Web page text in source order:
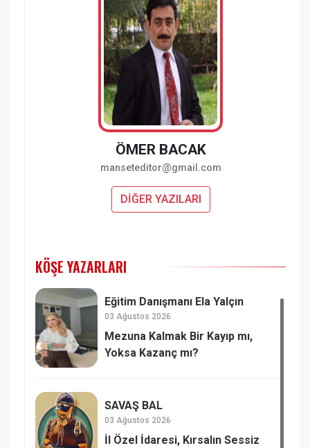
ÖMER BACAK
manseteditor@gmail.com
DİĞER YAZILARI
KÖŞE YAZARLARI
Eğitim Danışmanı Ela Yalçın
03 Ağustos 2026
Mezuna Kalmak Bir Kayıp mı,
Yoksa Kazanç mı?
SAVAŞ BAL
03 Ağustos 2026
İl Özel İdaresi, Kırsalın Sessiz